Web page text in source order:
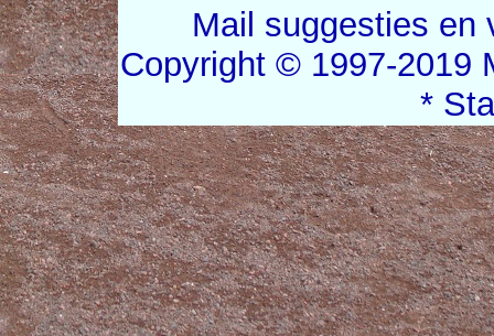
Mail suggesties en
Copyright © 1997-2019
*